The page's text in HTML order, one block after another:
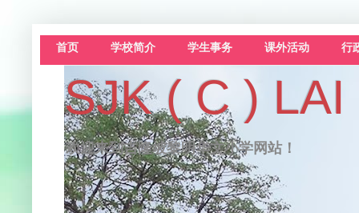
首页 学校简介 学生事务 课外活动 行
SJK ( C )
欢迎来到吉隆坡黎明华文小学网站！